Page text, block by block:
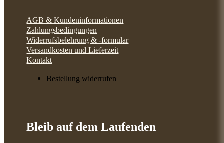
AGB & Kundeninformationen
Zahlungsbedingungen
Widerrufsbelehrung & -formular
Versandkosten und Lieferzeit
Kontakt
Bestellung widerrufen
Bleib auf dem Laufenden